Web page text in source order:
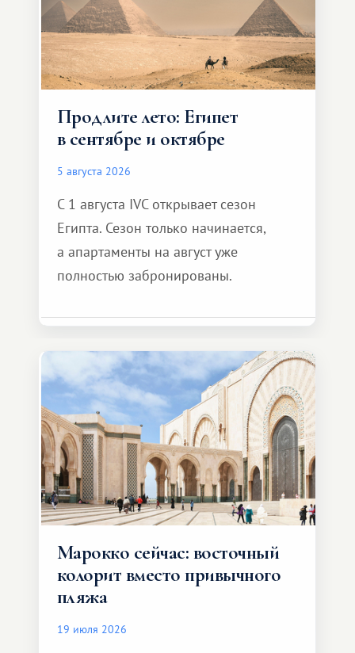
Продлите лето: Египет
в сентябре и октябре
5 августа 2026
С 1 августа IVC открывает сезон
Египта. Сезон только начинается,
а апартаменты на август уже
полностью забронированы.
Марокко сейчас: восточный
колорит вместо привычного
пляжа
19 июля 2026